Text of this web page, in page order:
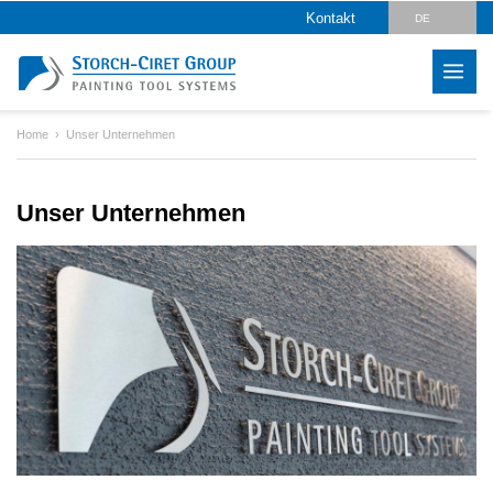
Kontakt DE
RO
LV
IT
FR
ES
Home Unser Unternehmen
Unser Unternehmen